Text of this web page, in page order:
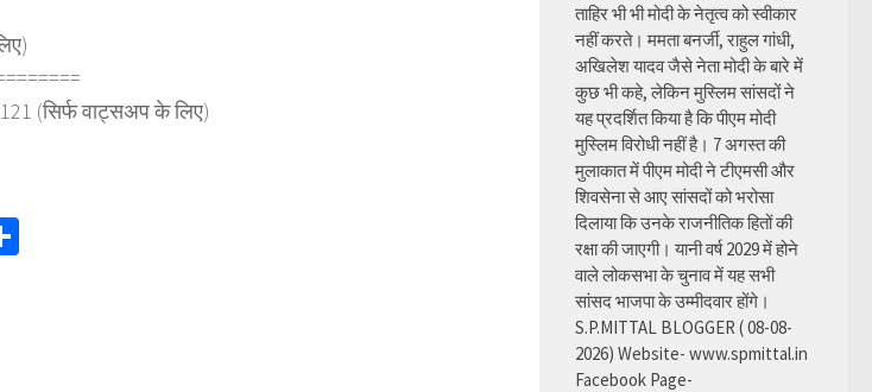
(सिर्फ वाट्सअप के लिए)
ताहिर भी भी मोदी के नेतृत्व को स्वीकार
नहीं करते। ममता बनर्जी, राहुल गांधी,
अखिलेश यादव जैसे नेता मोदी के बारे में
कुछ भी कहे, लेकिन मुस्लिम सांसदों ने
यह प्रदर्शित किया है कि पीएम मोदी
मुस्लिम विरोधी नहीं है। 7 अगस्त की
मुलाकात में पीएम मोदी ने टीएमसी और
शिवसेना से आए सांसदों को भरोसा
दिलाया कि उनके राजनीतिक हितों की
रक्षा की जाएगी। यानी वर्ष 2029 में होने
वाले लोकसभा के चुनाव में यह सभी
सांसद भाजपा के उम्मीदवार होंगे।
S.P.MITTAL BLOGGER ( 08-08-
2026) Website- www.spmittal.in
Facebook Page-